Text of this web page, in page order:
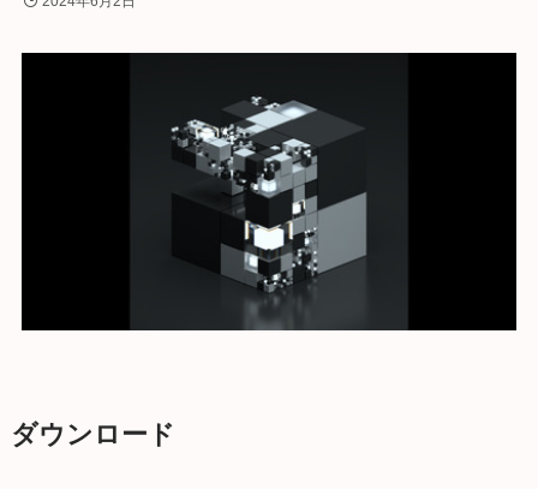
ダウンロード